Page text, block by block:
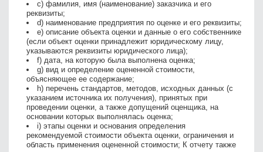
c) фамилия, имя (наименование) заказчика и его
реквизиты;
d) наименование предприятия по оценке и его реквизиты;
e) описание объекта оценки и данные о его собственнике
(если объект оценки принадлежит юридическому лицу,
указываются реквизиты юридического лица);
f) дата, на которую была выполнена оценка;
g) вид и определение оцененной стоимости,
объясняющее ее содержание;
h) перечень стандартов, методов, исходных данных (с
указанием источника их получения), принятых при
проведении оценки, а также допущений оценщика, на
основании которых выполнялась оценка;
i) этапы оценки и основания определения
рекомендуемой стоимости объекта оценки, ограничения и
область применения оцененной стоимости; К отчету также